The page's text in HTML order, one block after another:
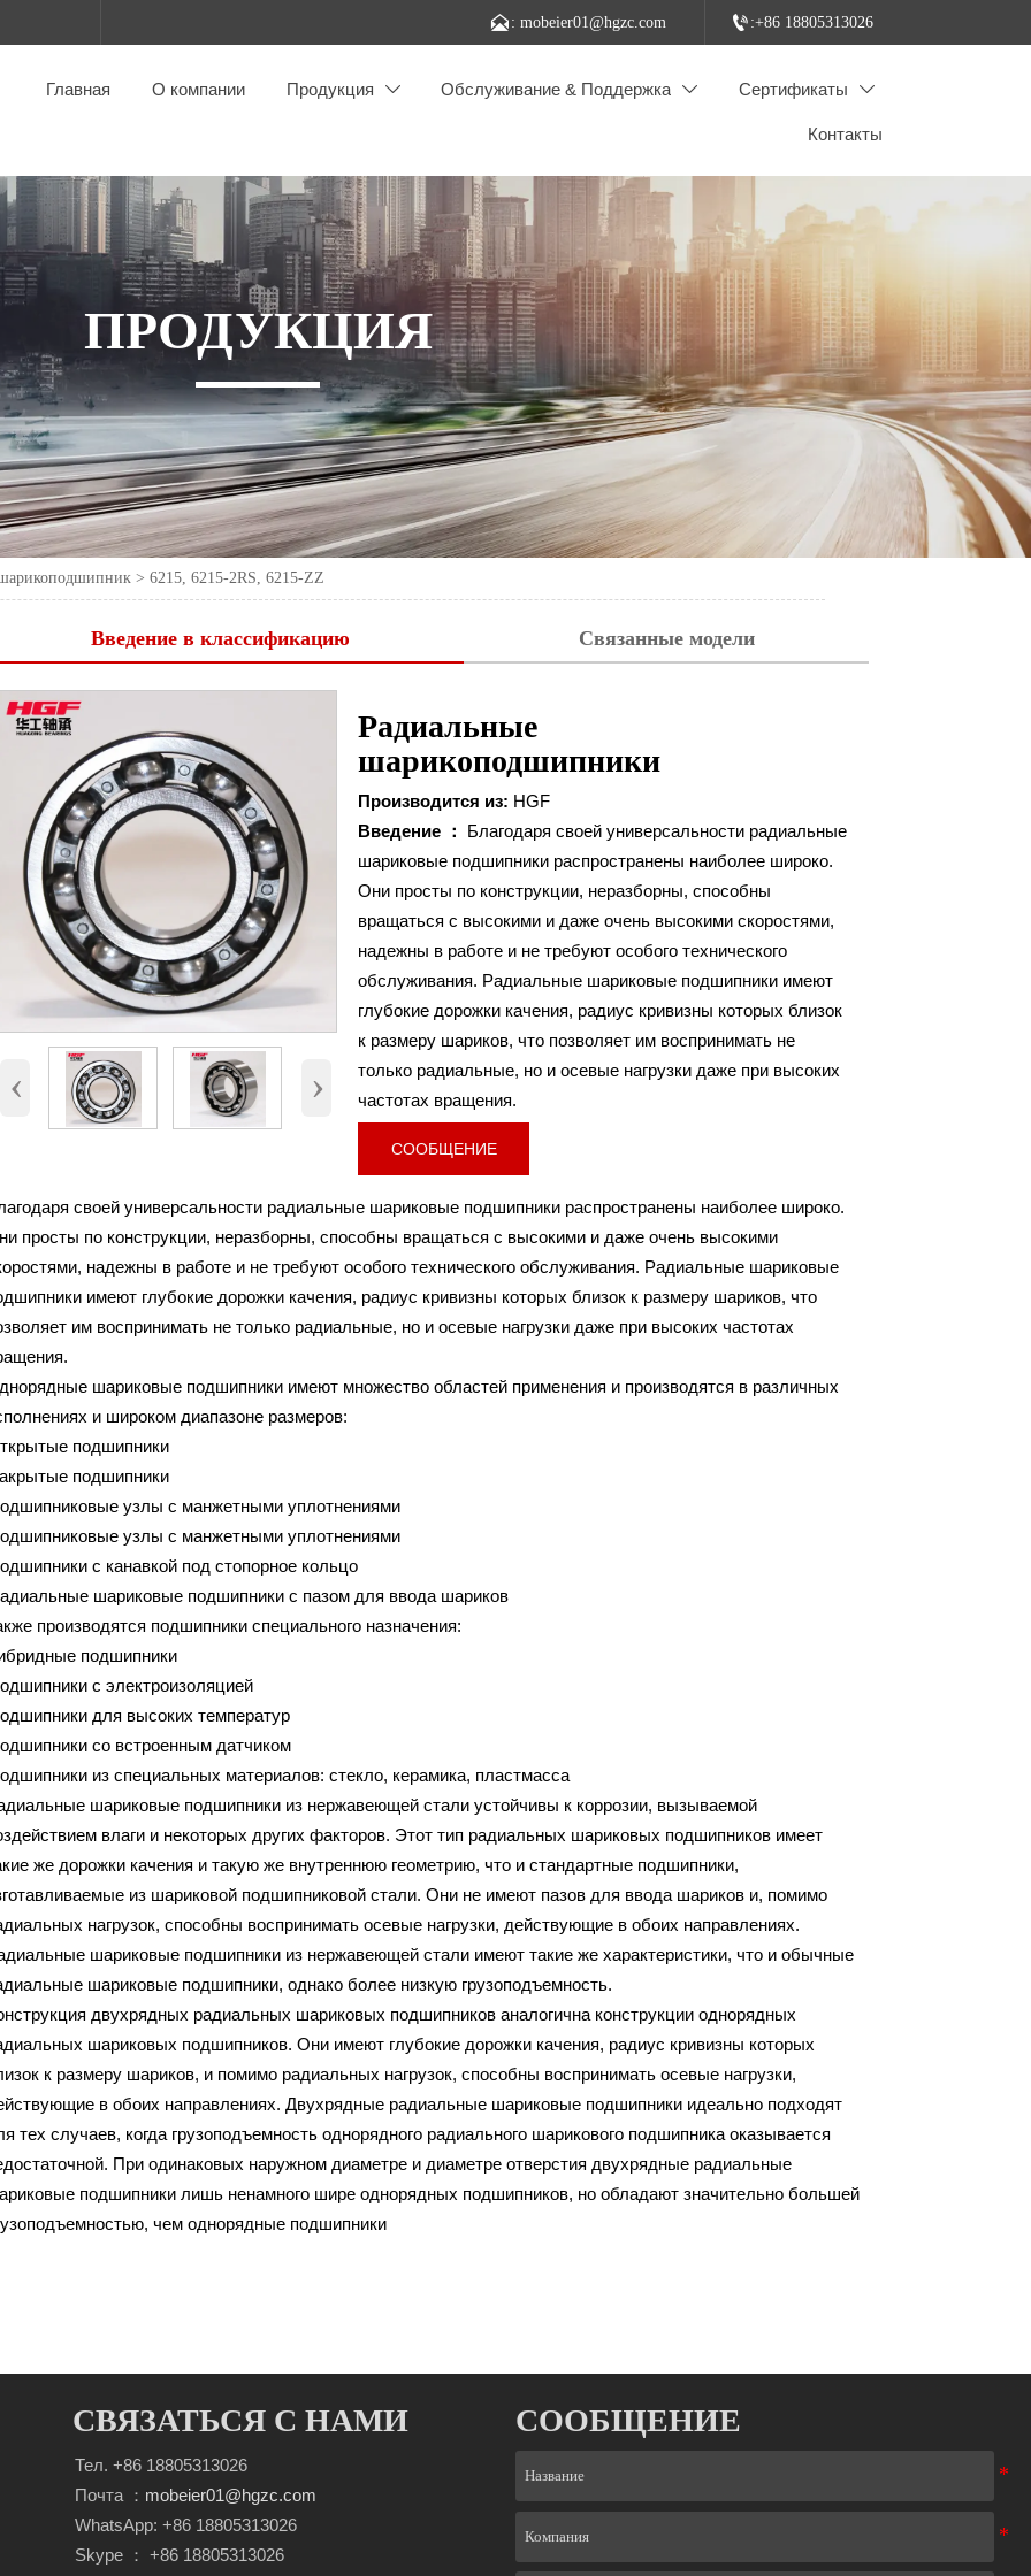
: mobeier01@hgzc.com :+86 18805313026
Главная О компании Продукция  Обслуживание & Поддержка  Сертификаты 
Контакты
ПРОДУКЦИЯ
>6215, 6215-2RS, 6215-ZZ
Введение в классификацию Связанные модели
‹ ›
Радиальные
шарикоподшипники
Производится из: HGF
Введение ：
Благодаря своей универсальности радиальные
шариковые подшипники распространены наиболее широко.
Они просты по конструкции, неразборны, способны
вращаться с высокими и даже очень высокими скоростями,
надежны в работе и не требуют особого технического
обслуживания. Радиальные шариковые подшипники имеют
глубокие дорожки качения, радиус кривизны которых близок
к размеру шариков, что позволяет им воспринимать не
только радиальные, но и осевые нагрузки даже при высоких
частотах вращения.
СООБЩЕНИЕ
своей универсальности радиальные шариковые подшипники распространены наиболее широко.
просты по конструкции, неразборны, способны вращаться с высокими и даже очень высокими
надежны в работе и не требуют особого технического обслуживания. Радиальные шариковые
имеют глубокие дорожки качения, радиус кривизны которых близок к размеру шариков, что
им воспринимать не только радиальные, но и осевые нагрузки даже при высоких частотах
шариковые подшипники имеют множество областей применения и производятся в различных
и широком диапазоне размеров:
подшипники
подшипники
узлы с манжетными уплотнениями
узлы с манжетными уплотнениями
с канавкой под стопорное кольцо
шариковые подшипники с пазом для ввода шариков
производятся подшипники специального назначения:
подшипники
с электроизоляцией
для высоких температур
сo встроенным датчиком
из специальных материалов: стекло, керамика, пластмасса
шариковые подшипники из нержавеющей стали устойчивы к коррозии, вызываемой
влаги и некоторых других факторов. Этот тип радиальных шариковых подшипников имеет
же дорожки качения и такую же внутреннюю геометрию, что и стандартные подшипники,
из шариковой подшипниковой стали. Они не имеют пазов для ввода шариков и, помимо
нагрузок, способны воспринимать осевые нагрузки, действующие в обоих направлениях.
шариковые подшипники из нержавеющей стали имеют такие же характеристики, что и обычные
шариковые подшипники, однако более низкую грузоподъемность.
двухрядных радиальных шариковых подшипников аналогична конструкции однорядных
шариковых подшипников. Они имеют глубокие дорожки качения, радиус кривизны которых
к размеру шариков, и помимо радиальных нагрузок, способны воспринимать осевые нагрузки,
в обоих направлениях. Двухрядные радиальные шариковые подшипники идеально подходят
тех случаев, когда грузоподъемность однорядного радиального шарикового подшипника оказывается
При одинаковых наружном диаметре и диаметре отверстия двухрядные радиальные
подшипники лишь ненамного шире однорядных подшипников, но обладают значительно большей
чем однорядные подшипники
6215, 6215-2RS, 6215-ZZ
Внутренний диаметр (d)
75 мм
Наружный диаметр (D)
130 мм.
1,19 Кг
СВЯЗАТЬСЯ С НАМИ
Тел. +86 18805313026
Почта ： mobeier01@hgzc.com
WhatsApp: +86 18805313026
Skype ： +86 18805313026
СООБЩЕНИЕ